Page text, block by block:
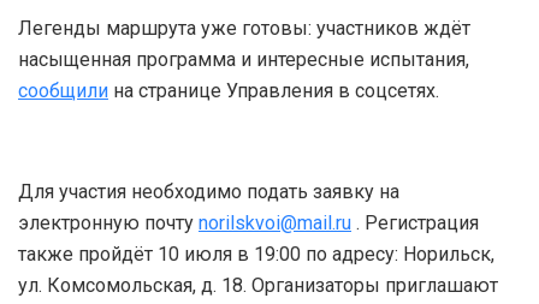
Легенды маршрута уже готовы: участников ждёт
насыщенная программа и интересные испытания,
сообщили на странице Управления в соцсетях.
Для участия необходимо подать заявку на
электронную почту norilskvoi@mail.ru . Регистрация
также пройдёт 10 июля в 19:00 по адресу: Норильск,
ул. Комсомольская, д. 18. Организаторы приглашают